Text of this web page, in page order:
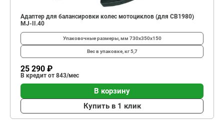
Адаптер для балансировки колес мотоциклов (для CB1980)
MJ-II.40
Упаковочные размеры, мм 730х350х150
Вес в упаковке, кг5,7
25 290 ₽
В кредит от 843/мес
В корзину
Купить в 1 клик